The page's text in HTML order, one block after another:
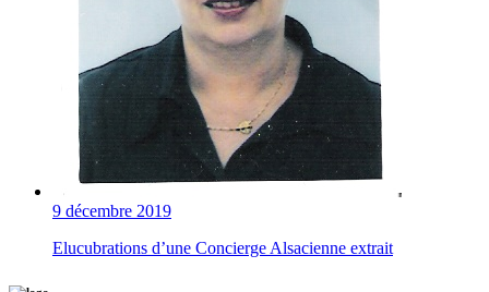
9 décembre 2019
Elucubrations d’une Concierge Alsacienne extrait